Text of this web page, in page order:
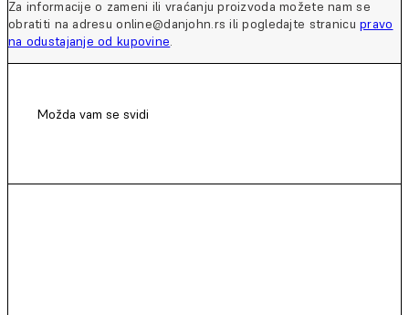
Za informacije o zameni ili vraćanju proizvoda možete nam se
obratiti na adresu online@danjohn.rs ili pogledajte stranicupravo
na odustajanje od kupovine.
Možda vam se svidi